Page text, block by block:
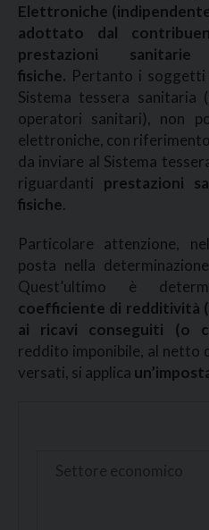
Elettroniche
adottato dal
prestazioni
fisiche. Pertanto i soggetti
Sistema tessera sanitaria
operatori sanitari), non
elettroniche, con
da inviare al Sistema
riguardanti prestazioni
fisiche.
Particolare attenzione,
posta nella
Quest’ultimo è
coefficiente di redditività
ai ricavi conseguiti (o
reddito imponibile, al netto
versati, si applica